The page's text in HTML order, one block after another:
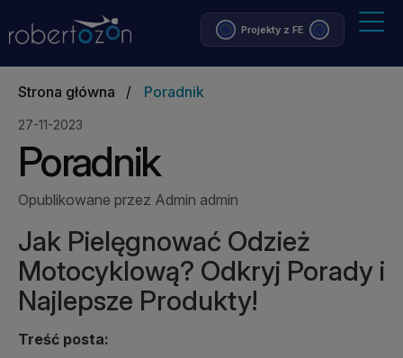
Projekty z FE
Strona główna / Poradnik
27-11-2023
Poradnik
Opublikowane przez Admin admin
Jak Pielęgnować Odzież
Motocyklową? Odkryj Porady i
Najlepsze Produkty!
Treść posta: